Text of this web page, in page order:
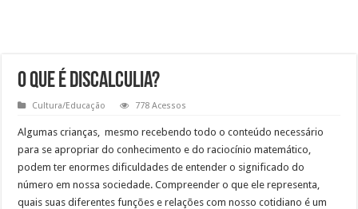
O que é Discalculia?
Cultura/Educação 778 Acessos
Algumas crianças, mesmo recebendo todo o conteúdo necessário
para se apropriar do conhecimento e do raciocínio matemático,
podem ter enormes dificuldades de entender o significado do
número em nossa sociedade. Compreender o que ele representa,
quais suas diferentes funções e relações com nosso cotidiano é um